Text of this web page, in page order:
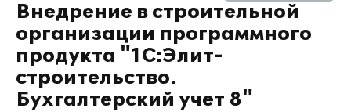
Внедрение в строительной
организации программного
продукта "1С:Элит-
строительство.
Бухгалтерский учет 8"